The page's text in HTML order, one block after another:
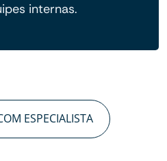
internas.
ESPECIALISTA